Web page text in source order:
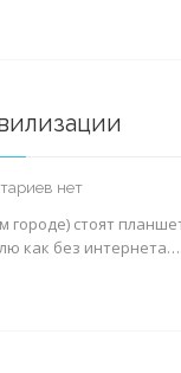
к
Дорвались
до
нет
городе) стоят
как без интернета…